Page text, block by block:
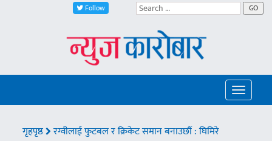
Follow GO
Toggle
गृहपृष्ठ रग्वीलाई फुटबल र क्रिकेट समान बनाउछौं : घिमिरे